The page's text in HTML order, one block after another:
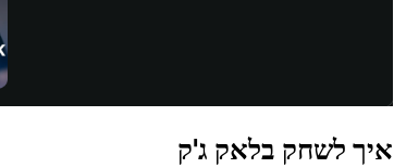
איך לשחק בלאק ג'ק